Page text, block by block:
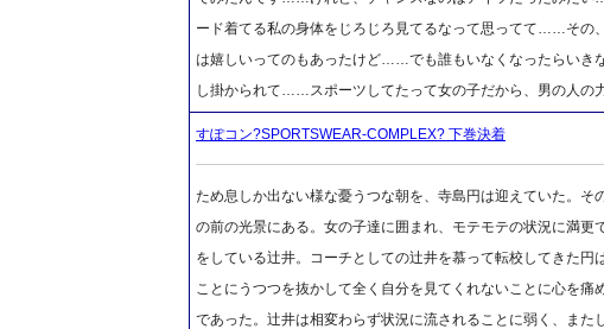
ード着てる私の身体をじろじろ見てるなって思ってて……その
は嬉しいってのもあったけど……でも誰もいなくなったらい
し掛かられて……スポーツしてたって女の子だから、男の人
すぽコン?SPORTSWEAR-COMPLEX? 下巻決着
ため息しか出ない様な憂うつな朝を、寺島円は迎えていた。そ
の前の光景にある。女の子達に囲まれ、モテモテの状況に満更
をしている辻井。コーチとしての辻井を慕って転校してきた円
ことにうつつを抜かして全く自分を見てくれないことに心を痛
であった。辻井は相変わらず状況に流されることに弱く、また